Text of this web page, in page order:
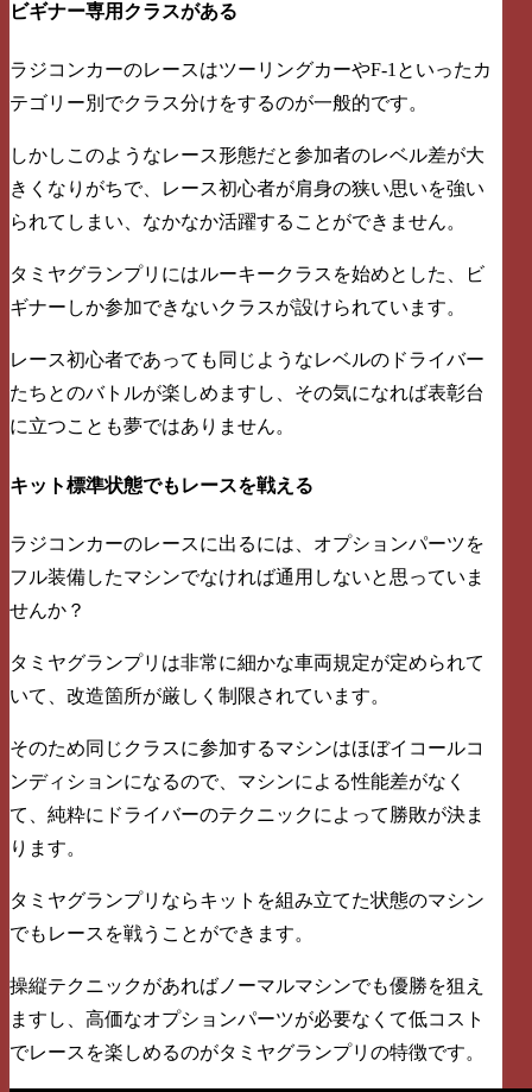
ビギナー専用クラスがある
ラジコンカーのレースはツーリングカーやF-1といったカ
テゴリー別でクラス分けをするのが一般的です。
しかしこのようなレース形態だと参加者のレベル差が大
きくなりがちで、レース初心者が肩身の狭い思いを強い
られてしまい、なかなか活躍することができません。
タミヤグランプリにはルーキークラスを始めとした、ビ
ギナーしか参加できないクラスが設けられています。
レース初心者であっても同じようなレベルのドライバー
たちとのバトルが楽しめますし、その気になれば表彰台
に立つことも夢ではありません。
キット標準状態でもレースを戦える
ラジコンカーのレースに出るには、オプションパーツを
フル装備したマシンでなければ通用しないと思っていま
せんか？
タミヤグランプリは非常に細かな車両規定が定められて
いて、改造箇所が厳しく制限されています。
そのため同じクラスに参加するマシンはほぼイコールコ
ンディションになるので、マシンによる性能差がなく
て、純粋にドライバーのテクニックによって勝敗が決ま
ります。
タミヤグランプリならキットを組み立てた状態のマシン
でもレースを戦うことができます。
操縦テクニックがあればノーマルマシンでも優勝を狙え
ますし、高価なオプションパーツが必要なくて低コスト
でレースを楽しめるのがタミヤグランプリの特徴です。